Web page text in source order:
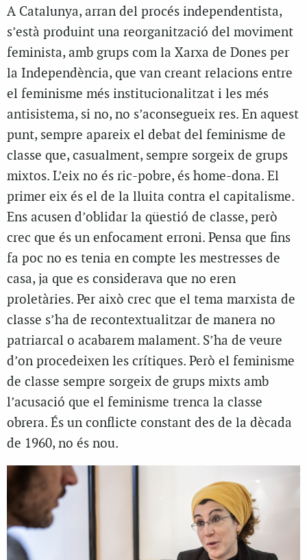
A Catalunya, arran del procés independentista,
s’està produint una reorganització del moviment
feminista, amb grups com la Xarxa de Dones per
la Independència, que van creant relacions entre
el feminisme més institucionalitzat i les més
antisistema, si no, no s’aconsegueix res. En aquest
punt, sempre apareix el debat del feminisme de
classe que, casualment, sempre sorgeix de grups
mixtos. L’eix no és ric-pobre, és home-dona. El
primer eix és el de la lluita contra el capitalisme.
Ens acusen d’oblidar la qüestió de classe, però
crec que és un enfocament erroni. Pensa que fins
fa poc no es tenia en compte les mestresses de
casa, ja que es considerava que no eren
proletàries. Per això crec que el tema marxista de
classe s’ha de recontextualitzar de manera no
patriarcal o acabarem malament. S’ha de veure
d’on procedeixen les crítiques. Però el feminisme
de classe sempre sorgeix de grups mixts amb
l’acusació que el feminisme trenca la classe
obrera. És un conflicte constant des de la dècada
de 1960, no és nou.